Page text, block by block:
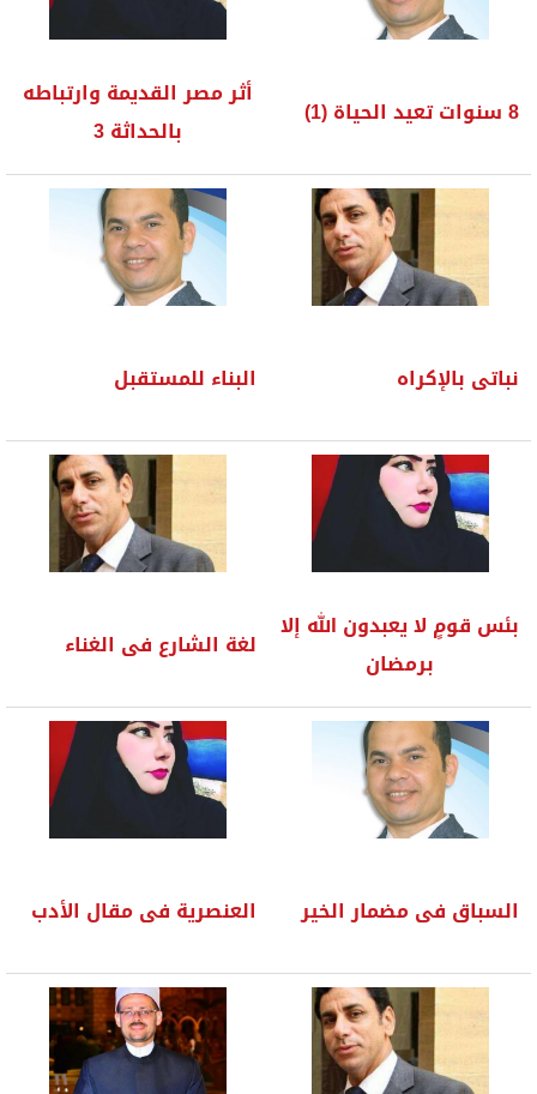
8 سنوات تعيد الحياة (1)
أثر مصر القديمة وارتباطه
بالحداثة 3
نباتى بالإكراه البناء للمستقبل
بئس قومٍ لا يعبدون الله إلا
برمضان
لغة الشارع فى الغناء
السباق فى مضمار الخير العنصرية فى مقال الأدب